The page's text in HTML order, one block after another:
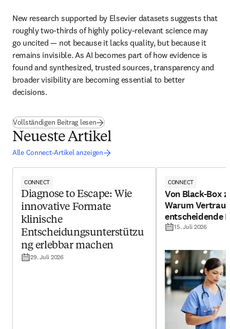
New research supported by Elsevier datasets suggests that
roughly two-thirds of highly policy-relevant science may
go uncited — not because it lacks quality, but because it
remains invisible. As AI becomes part of how evidence is
found and synthesized, trusted sources, transparency and
broader visibility are becoming essential to better
decisions.
Vollständigen Beitrag lesen(Wird in neuem Tab/Fenster geöffnet
Neueste Artikel
Alle Connect-Artikel anzeigen
CONNECT
Diagnose to Escape: Wie
innovative Formate
klinische
Entscheidungsunterstützu
ng erlebbar machen
29. Juli 2026
CONNECT
Von Black-Box
Warum
entscheidende
klinische KI ist
15. Juli 2026